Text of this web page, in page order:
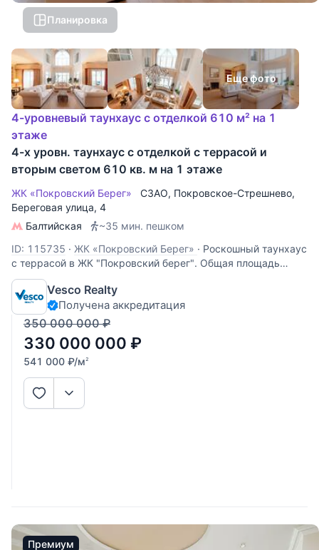
Планировка
Еще фото
4-уровневый таунхаус с отделкой 610 м² на 1
этаже
4-х уровн. таунхаус с отделкой с террасой и
вторым светом 610 кв. м на 1 этаже
ЖК «Покровский Берег» СЗАО, Покровское-Стрешнево,
Береговая улица, 4
Балтийская
~35 мин. пешком
ID: 115735 · ЖК «Покровский Берег» · Роскошный таунхаус
с террасой в ЖК "Покровский берег". Общая площадь
четырехэтажного таунхауса составляет 411 кв. метров.
Выполнен высококачественный дизайнерский ремонт по
проекту итало-английской компании. Дом полностью
мебелирован и оснащен всей
Vesco Realty
Получена аккредитация
350 000 000 ₽
330 000 000 ₽
541 000 ₽/м2
Премиум